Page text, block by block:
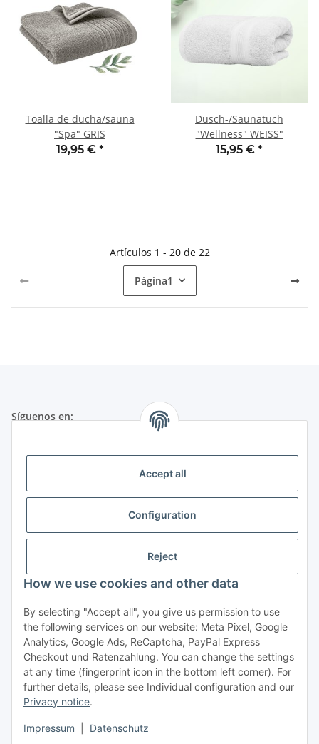
Accept all
Configuration
Reject
How we use cookies and other data
By selecting "Accept all", you give us permission to use
the following services on our website: Meta Pixel, Google
Analytics, Google Ads, ReCaptcha, PayPal Express
Checkout und Ratenzahlung. You can change the settings
at any time (fingerprint icon in the bottom left corner). For
further details, please see Individual configuration and our
Privacy notice.
Impressum Datenschutz
Toalla de ducha/sauna
"Spa" GRIS
19,95 € *
Dusch-/Saunatuch
"Wellness" WEISS"
15,95 € *
Artículos 1 - 20 de 22
Página1
Síguenos en:
Servicio al cliente en inglés o alemán:
+49 (0) 651 99 555 055
DE-ÖKO-001
Otras Consultas
* El precio se muestra con IVA incluido., más